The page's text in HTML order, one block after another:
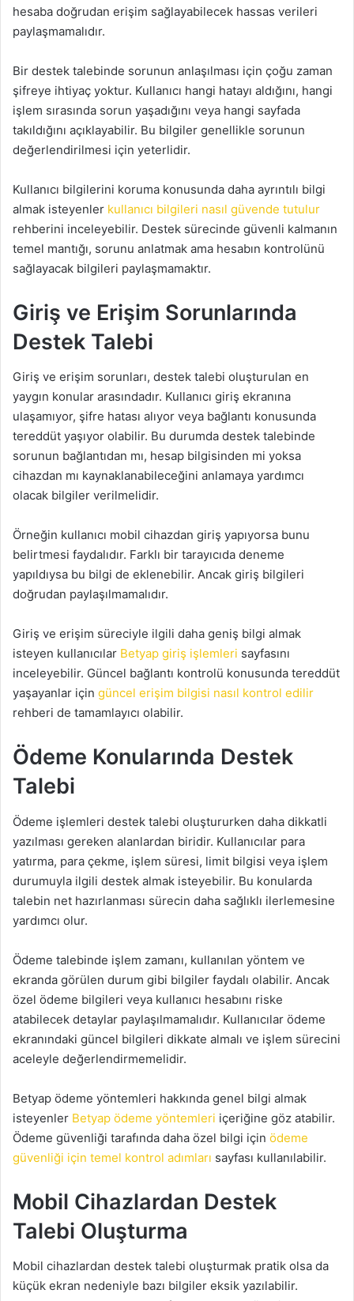
hesaba doğrudan erişim sağlayabilecek hassas verileri
paylaşmamalıdır.
Bir destek talebinde sorunun anlaşılması için çoğu zaman
şifreye ihtiyaç yoktur. Kullanıcı hangi hatayı aldığını, hangi
işlem sırasında sorun yaşadığını veya hangi sayfada
takıldığını açıklayabilir. Bu bilgiler genellikle sorunun
değerlendirilmesi için yeterlidir.
Kullanıcı bilgilerini koruma konusunda daha ayrıntılı bilgi
almak isteyenler kullanıcı bilgileri nasıl güvende tutulur
rehberini inceleyebilir. Destek sürecinde güvenli kalmanın
temel mantığı, sorunu anlatmak ama hesabın kontrolünü
sağlayacak bilgileri paylaşmamaktır.
Giriş ve Erişim Sorunlarında
Destek Talebi
Giriş ve erişim sorunları, destek talebi oluşturulan en
yaygın konular arasındadır. Kullanıcı giriş ekranına
ulaşamıyor, şifre hatası alıyor veya bağlantı konusunda
tereddüt yaşıyor olabilir. Bu durumda destek talebinde
sorunun bağlantıdan mı, hesap bilgisinden mi yoksa
cihazdan mı kaynaklanabileceğini anlamaya yardımcı
olacak bilgiler verilmelidir.
Örneğin kullanıcı mobil cihazdan giriş yapıyorsa bunu
belirtmesi faydalıdır. Farklı bir tarayıcıda deneme
yapıldıysa bu bilgi de eklenebilir. Ancak giriş bilgileri
doğrudan paylaşılmamalıdır.
Giriş ve erişim süreciyle ilgili daha geniş bilgi almak
isteyen kullanıcılar Betyap giriş işlemleri sayfasını
inceleyebilir. Güncel bağlantı kontrolü konusunda tereddüt
yaşayanlar için güncel erişim bilgisi nasıl kontrol edilir
rehberi de tamamlayıcı olabilir.
Ödeme Konularında Destek
Talebi
Ödeme işlemleri destek talebi oluştururken daha dikkatli
yazılması gereken alanlardan biridir. Kullanıcılar para
yatırma, para çekme, işlem süresi, limit bilgisi veya işlem
durumuyla ilgili destek almak isteyebilir. Bu konularda
talebin net hazırlanması sürecin daha sağlıklı ilerlemesine
yardımcı olur.
Ödeme talebinde işlem zamanı, kullanılan yöntem ve
ekranda görülen durum gibi bilgiler faydalı olabilir. Ancak
özel ödeme bilgileri veya kullanıcı hesabını riske
atabilecek detaylar paylaşılmamalıdır. Kullanıcılar ödeme
ekranındaki güncel bilgileri dikkate almalı ve işlem sürecini
aceleyle değerlendirmemelidir.
Betyap ödeme yöntemleri hakkında genel bilgi almak
isteyenler Betyap ödeme yöntemleri içeriğine göz atabilir.
Ödeme güvenliği tarafında daha özel bilgi için ödeme
güvenliği için temel kontrol adımları sayfası kullanılabilir.
Mobil Cihazlardan Destek
Talebi Oluşturma
Mobil cihazlardan destek talebi oluşturmak pratik olsa da
küçük ekran nedeniyle bazı bilgiler eksik yazılabilir.